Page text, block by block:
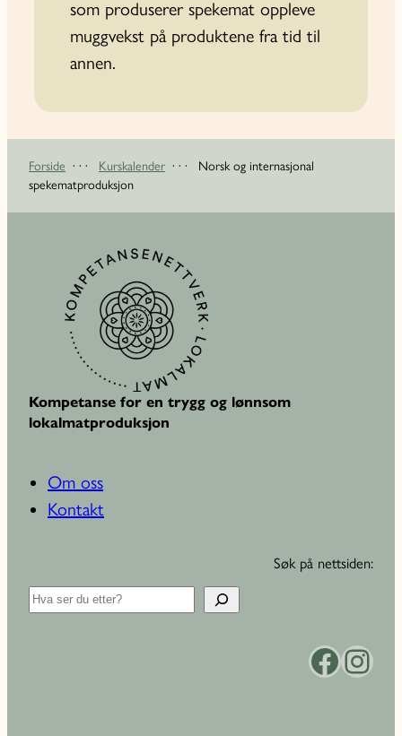
som produserer spekemat oppleve
muggvekst på produktene fra tid til
annen.
Forside · · · Kurskalender · · · Norsk og internasjonal
spekematproduksjon
Kompetanse for en trygg og lønnsom
lokalmatproduksjon
Om oss
Kontakt
Søk på nettsiden:
S
ø
Facebook Instagram